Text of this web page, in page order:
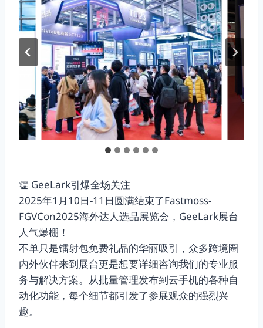
👏 GeeLark引爆全场关注
2025年1月10日-11日圆满结束了Fastmoss-
FGVCon2025海外达人选品展览会，GeeLark展台
人气爆棚！
不单只是镭射包免费礼品的华丽吸引，众多跨境圈
内外伙伴来到展台更是想要详细咨询我们的专业服
务与解决方案。从批量管理发布到云手机的各种自
动化功能，每个细节都引发了参展观众的强烈兴
趣。